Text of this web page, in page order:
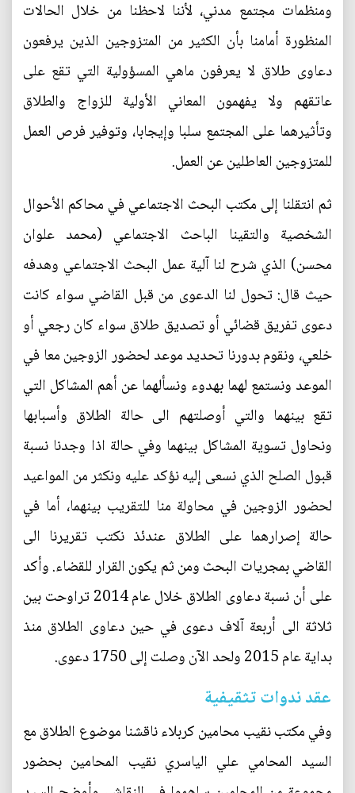
ومنظمات مجتمع مدني، لأننا لاحظنا من خلال الحالات
المنظورة أمامنا بأن الكثير من المتزوجين الذين يرفعون
دعاوى طلاق لا يعرفون ماهي المسؤولية التي تقع على
عاتقهم ولا يفهمون المعاني الأولية للزواج والطلاق
وتأثيرهما على المجتمع سلبا وإيجابا، وتوفير فرص العمل
للمتزوجين العاطلين عن العمل.
ثم انتقلنا إلى مكتب البحث الاجتماعي في محاكم الأحوال
الشخصية والتقينا الباحث الاجتماعي (محمد علوان
محسن) الذي شرح لنا آلية عمل البحث الاجتماعي وهدفه
حيث قال: تحول لنا الدعوى من قبل القاضي سواء كانت
دعوى تفريق قضائي أو تصديق طلاق سواء كان رجعي أو
خلعي، ونقوم بدورنا تحديد موعد لحضور الزوجين معا في
الموعد ونستمع لهما بهدوء ونسألهما عن أهم المشاكل التي
تقع بينهما والتي أوصلتهم الى حالة الطلاق وأسبابها
ونحاول تسوية المشاكل بينهما وفي حالة اذا وجدنا نسبة
قبول الصلح الذي نسعى إليه نؤكد عليه ونكثر من المواعيد
لحضور الزوجين في محاولة منا للتقريب بينهما، أما في
حالة إصرارهما على الطلاق عندئذ نكتب تقريرنا الى
القاضي بمجريات البحث ومن ثم يكون القرار للقضاء. وأكد
على أن نسبة دعاوى الطلاق خلال عام 2014 تراوحت بين
ثلاثة الى أربعة آلاف دعوى في حين دعاوى الطلاق منذ
بداية عام 2015 ولحد الآن وصلت إلى 1750 دعوى.
عقد ندوات تثقيفية
وفي مكتب نقيب محامين كربلاء ناقشنا موضوع الطلاق مع
السيد المحامي علي الياسري نقيب المحامين بحضور